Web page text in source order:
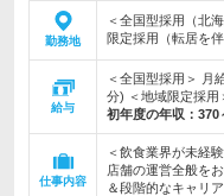
勤務地
＜全国型採用（北
限定採用（転居を
給与
＜全国型採用＞ 月
分) ＜地域限定採用
初年度の年収： 370
仕事内容
＜飲食業界が未経
店舗の運営全般を
＆段階的なキャリ